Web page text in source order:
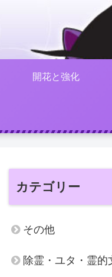
開花と強化
カテゴリー
その他
除霊・ユタ・霊的